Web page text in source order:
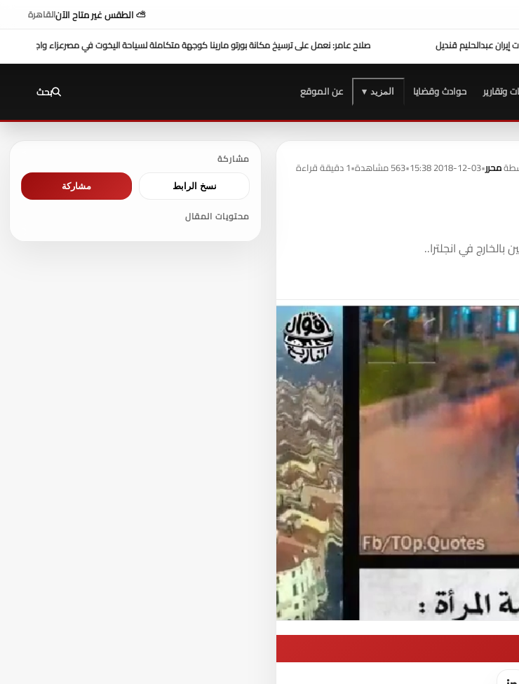
⛅ الطقس غير متاح الآنالقاهرة
د. طه محمد أبوللتيسير علي المواطنين ...وزير العدل يفتتح محكمة بورفؤاد الجزئيةعزاء واجب ..مارينا كوجهة متكاملة لسياحة اليخوت في مصر
وتقارير حوادث وقضايا المزيد ▾ عن الموقع بحث
محرر•
2018-12-03 15:38
•563 مشاهدة •1 دقيقة قراءة
في انجلترا..
مشاركة
نسخ الرابط مشاركة
محتويات المقال